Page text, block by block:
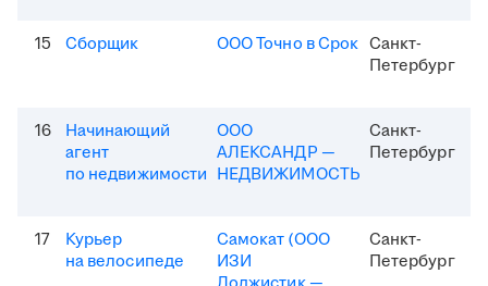
15 Сборщик ООО Точно в Срок Санкт-
Петербург
16
Начинающий
агент
по недвижимости
ООО
АЛЕКСАНДР —
НЕДВИЖИМОСТЬ
Санкт-
Петербург
17
Курьер
на велосипеде
Самокат (ООО
ИЗИ
Санкт-
Петербург